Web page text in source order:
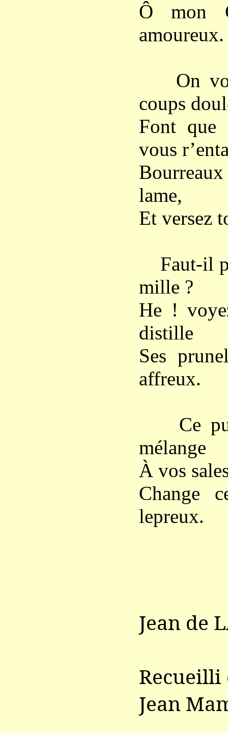
Ô mon
amoureux.
On
coups
Font que
vous
lame,
Et versez
Faut-il
mille ?
He !
distille
Ses
affreux.
Ce pur
mélange
À vos
Change
lepreux.
Jean de
Jean